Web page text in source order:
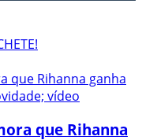
que Rihanna